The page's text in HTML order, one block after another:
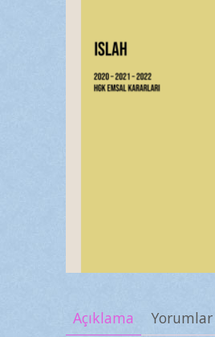
Açıklama Yorumlar